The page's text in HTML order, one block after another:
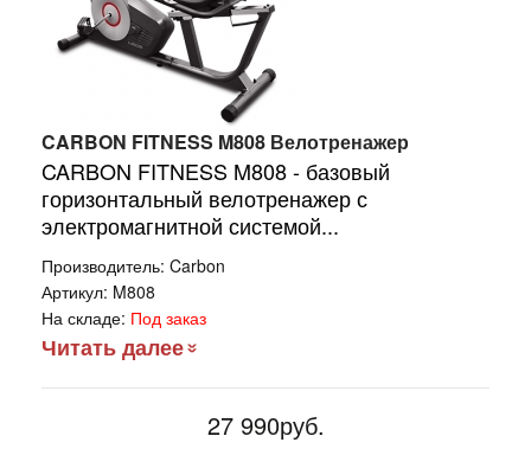
CARBON FITNESS M808 Велотренажер
CARBON FITNESS M808 - базовый
горизонтальный велотренажер с
электромагнитной системой...
Производитель: Carbon
Артикул: M808
На складе: Под заказ
Читать далее
27 990руб.